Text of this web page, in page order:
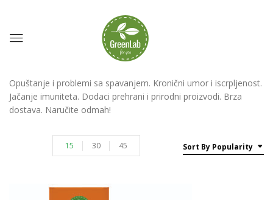
Opuštanje i problemi sa spavanjem. Kronični umor i iscrpljenost.
Jačanje imuniteta. Dodaci prehrani i prirodni proizvodi. Brza
dostava. Naručite odmah!
Sort By Popularity
15 30 45